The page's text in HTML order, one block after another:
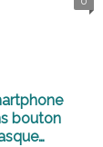
bouton